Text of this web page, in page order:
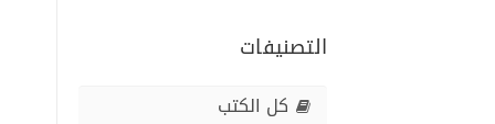
التصنيفات
كل الكتب